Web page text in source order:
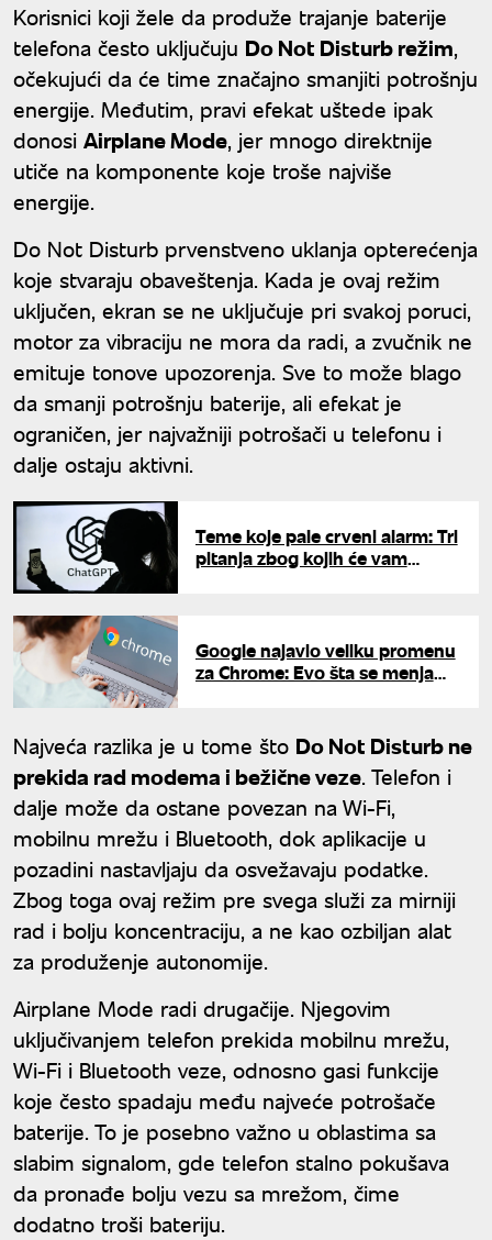
Korisnici koji žele da produže trajanje baterije
telefona često uključuju Do Not Disturb režim,
očekujući da će time značajno smanjiti potrošnju
energije. Međutim, pravi efekat uštede ipak
donosi Airplane Mode, jer mnogo direktnije
utiče na komponente koje troše najviše
energije.
Do Not Disturb prvenstveno uklanja opterećenja
koje stvaraju obaveštenja. Kada je ovaj režim
uključen, ekran se ne uključuje pri svakoj poruci,
motor za vibraciju ne mora da radi, a zvučnik ne
emituje tonove upozorenja. Sve to može blago
da smanji potrošnju baterije, ali efekat je
ograničen, jer najvažniji potrošači u telefonu i
dalje ostaju aktivni.
Teme koje pale crveni alarm: Tri
pitanja zbog kojih će vam
Google najavio veliku promenu
za Chrome: Evo šta se menja
Najveća razlika je u tome što Do Not Disturb ne
prekida rad modema i bežične veze. Telefon i
dalje može da ostane povezan na Wi-Fi,
mobilnu mrežu i Bluetooth, dok aplikacije u
pozadini nastavljaju da osvežavaju podatke.
Zbog toga ovaj režim pre svega služi za mirniji
rad i bolju koncentraciju, a ne kao ozbiljan alat
za produženje autonomije.
Airplane Mode radi drugačije. Njegovim
uključivanjem telefon prekida mobilnu mrežu,
Wi-Fi i Bluetooth veze, odnosno gasi funkcije
koje često spadaju među najveće potrošače
baterije. To je posebno važno u oblastima sa
slabim signalom, gde telefon stalno pokušava
da pronađe bolju vezu sa mrežom, čime
dodatno troši bateriju.